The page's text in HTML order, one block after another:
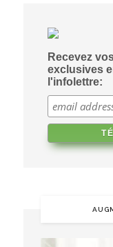
Recevez
exclusives
l'infolettre: